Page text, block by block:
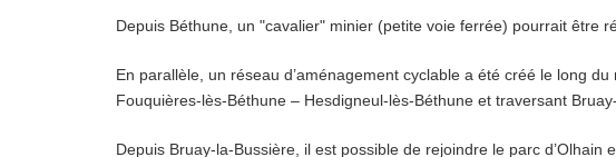
Depuis Béthune, un "cavalier" minier (petite voie ferrée) pourrait être
En parallèle, un réseau d’aménagement cyclable a été créé le long
Fouquières-lès-Béthune – Hesdigneul-lès-Béthune et traversant
Depuis Bruay-la-Bussière, il est possible de rejoindre le parc